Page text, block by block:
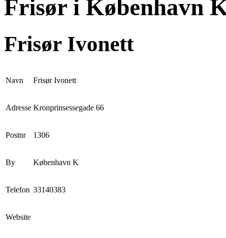
Frisør i København
Frisør Ivonett
Navn Frisør Ivonett
Adresse Kronprinsessegade 66
Postnr 1306
By København K
Telefon 33140383
Website